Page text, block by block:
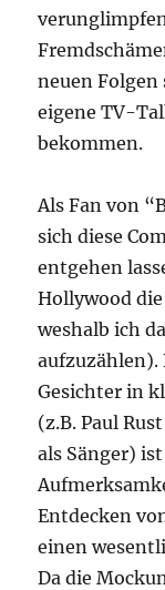
neuen
eigene TV-
bekommen.
Als Fan von
sich diese
entgehen
Hollywood
weshalb ich
aufzuzählen).
Gesichter in
(z.B. Paul
als Sänger)
Entdecken
einen
Da die